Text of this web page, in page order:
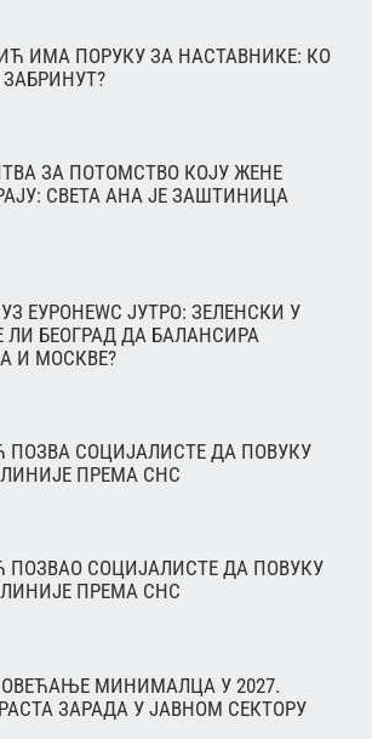
ИМА ПОРУКУ ЗА НАСТАВНИКЕ: КО
ЗА ПОТОМСТВО КОЈУ ЖЕНЕ
СВЕТА АНА ЈЕ ЗАШТИНИЦА
ЕУРОНЕWС ЈУТРО: ЗЕЛЕНСКИ У
ЛИ БЕОГРАД ДА БАЛАНСИРА
И МОСКВЕ?
ПОЗВА СОЦИЈАЛИСТЕ ДА ПОВУКУ
ПРЕМА СНС
ПОЗВАО СОЦИЈАЛИСТЕ ДА ПОВУКУ
ПРЕМА СНС
МИНИМАЛЦА У 2027.
ЗАРАДА У ЈАВНОМ СЕКТОРУ